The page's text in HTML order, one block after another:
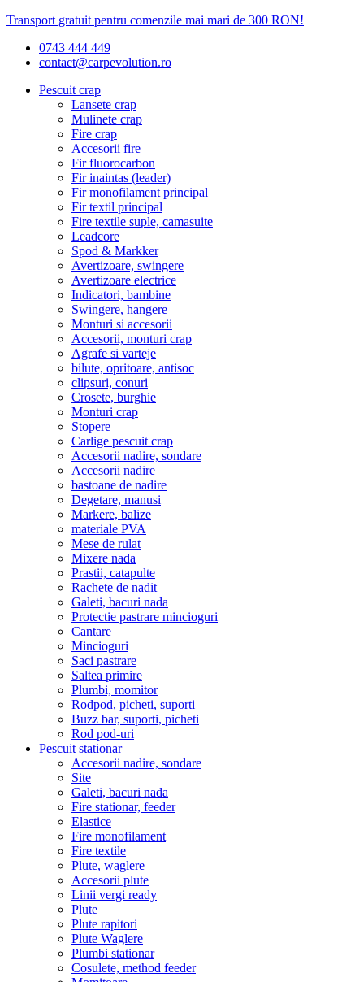
Transport gratuit pentru comenzile mai mari de 300 RON!
0743 444 449
contact@carpevolution.ro
Pescuit crap
Lansete crap
Mulinete crap
Fire crap
Accesorii fire
Fir fluorocarbon
Fir inaintas (leader)
Fir monofilament principal
Fir textil principal
Fire textile suple, camasuite
Leadcore
Spod & Markker
Avertizoare, swingere
Avertizoare electrice
Indicatori, bambine
Swingere, hangere
Monturi si accesorii
Accesorii, monturi crap
Agrafe si varteje
bilute, opritoare, antisoc
clipsuri, conuri
Crosete, burghie
Monturi crap
Stopere
Carlige pescuit crap
Accesorii nadire, sondare
Accesorii nadire
bastoane de nadire
Degetare, manusi
Markere, balize
materiale PVA
Mese de rulat
Mixere nada
Prastii, catapulte
Rachete de nadit
Galeti, bacuri nada
Protectie pastrare mincioguri
Cantare
Mincioguri
Saci pastrare
Saltea primire
Plumbi, momitor
Rodpod, picheti, suporti
Buzz bar, suporti, picheti
Rod pod-uri
Pescuit stationar
Accesorii nadire, sondare
Site
Galeti, bacuri nada
Fire stationar, feeder
Elastice
Fire monofilament
Fire textile
Plute, waglere
Accesorii plute
Linii vergi ready
Plute
Plute rapitori
Plute Waglere
Plumbi stationar
Cosulete, method feeder